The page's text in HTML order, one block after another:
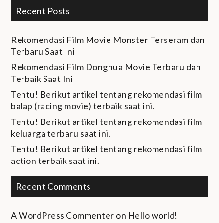
Recent Posts
Rekomendasi Film Movie Monster Terseram dan
Terbaru Saat Ini
Rekomendasi Film Donghua Movie Terbaru dan
Terbaik Saat Ini
Tentu! Berikut artikel tentang rekomendasi film
balap (racing movie) terbaik saat ini.
Tentu! Berikut artikel tentang rekomendasi film
keluarga terbaru saat ini.
Tentu! Berikut artikel tentang rekomendasi film
action terbaik saat ini.
Recent Comments
A WordPress Commenter on Hello world!